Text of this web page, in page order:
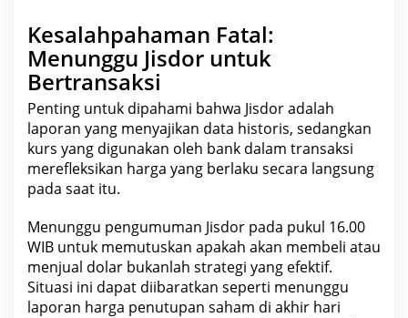
Kesalahpahaman Fatal:
Menunggu Jisdor untuk
Bertransaksi
Penting untuk dipahami bahwa Jisdor adalah
laporan yang menyajikan data historis, sedangkan
kurs yang digunakan oleh bank dalam transaksi
merefleksikan harga yang berlaku secara langsung
pada saat itu.
Menunggu pengumuman Jisdor pada pukul 16.00
WIB untuk memutuskan apakah akan membeli atau
menjual dolar bukanlah strategi yang efektif.
Situasi ini dapat diibaratkan seperti menunggu
laporan harga penutupan saham di akhir hari